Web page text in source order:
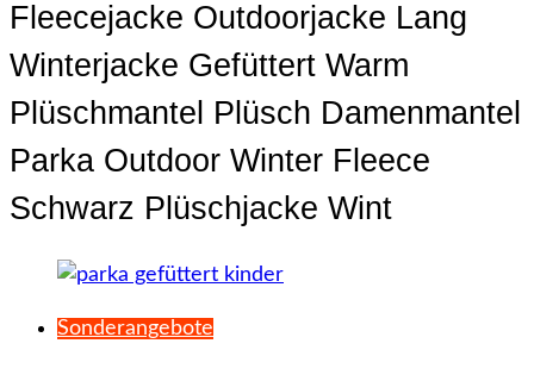
Fleecejacke Outdoorjacke Lang
Winterjacke Gefüttert Warm
Plüschmantel Plüsch Damenmantel
Parka Outdoor Winter Fleece
Schwarz Plüschjacke Wint
Sonderangebote